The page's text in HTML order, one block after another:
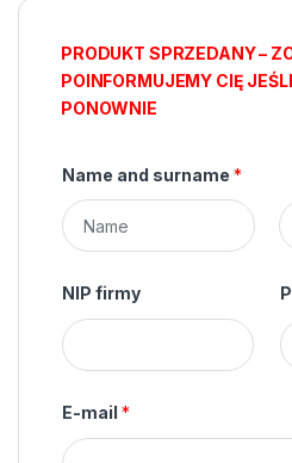
PRODUKT SPRZEDANY –
POINFORMUJEMY CIĘ
PONOWNIE
Name and surname *
r
t
s
NIP firmy
E-mail *